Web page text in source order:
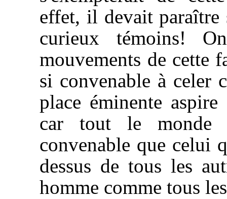
effet, il devait paraître
curieux témoins!
mouvements de cette
si convenable à celer
place éminente
car tout le monde
convenable que celui
dessus de tous les
homme comme tous